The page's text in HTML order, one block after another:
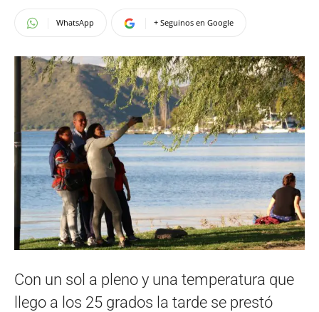
WhatsApp + Seguinos en Google
Con un sol a pleno y una temperatura que
llego a los 25 grados la tarde se prestó